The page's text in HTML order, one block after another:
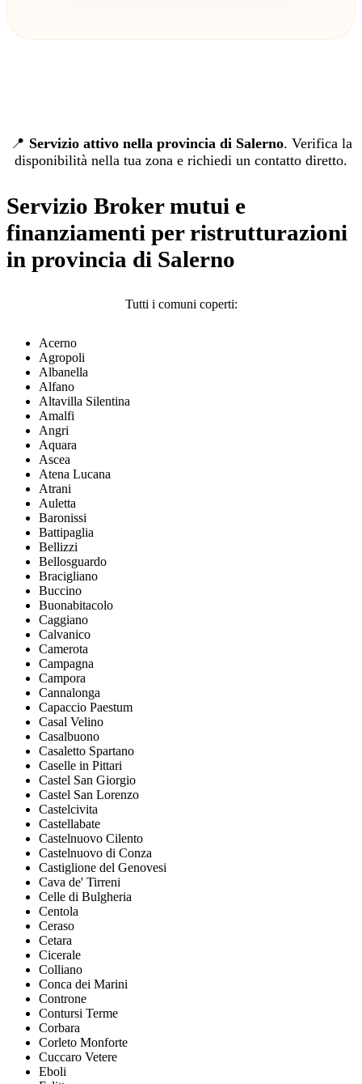
📍 Servizio attivo nella provincia di Salerno. Verifica la
disponibilità nella tua zona e richiedi un contatto diretto.
Servizio Broker mutui e
finanziamenti per ristrutturazioni
in provincia di Salerno
Tutti i comuni coperti:
Acerno
Agropoli
Albanella
Alfano
Altavilla Silentina
Amalfi
Angri
Aquara
Ascea
Atena Lucana
Atrani
Auletta
Baronissi
Battipaglia
Bellizzi
Bellosguardo
Bracigliano
Buccino
Buonabitacolo
Caggiano
Calvanico
Camerota
Campagna
Campora
Cannalonga
Capaccio Paestum
Casal Velino
Casalbuono
Casaletto Spartano
Caselle in Pittari
Castel San Giorgio
Castel San Lorenzo
Castelcivita
Castellabate
Castelnuovo Cilento
Castelnuovo di Conza
Castiglione del Genovesi
Cava de' Tirreni
Celle di Bulgheria
Centola
Ceraso
Cetara
Cicerale
Colliano
Conca dei Marini
Controne
Contursi Terme
Corbara
Corleto Monforte
Cuccaro Vetere
Eboli